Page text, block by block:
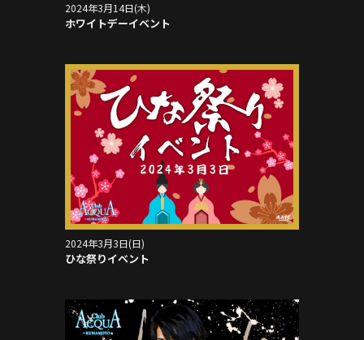
2024年3月14日(木)
ホワイトデーイベント
2024年3月3日(日)
ひな祭りイベント